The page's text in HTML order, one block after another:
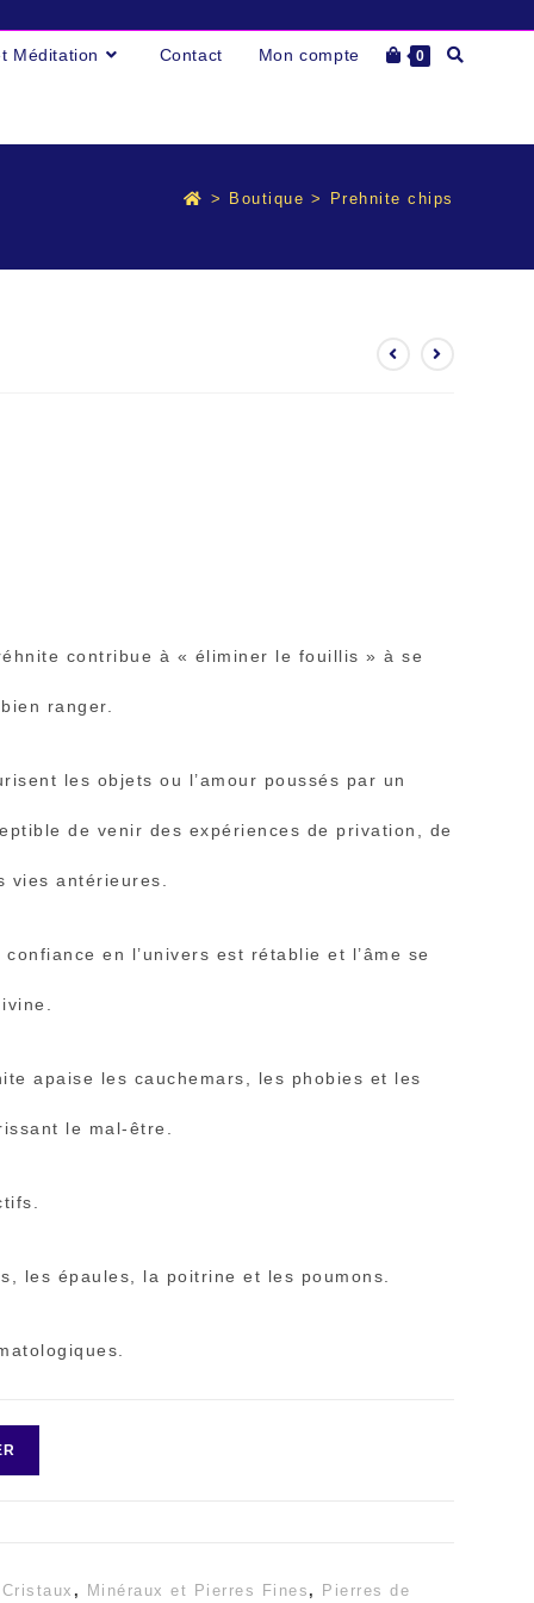
Méditation Contact Mon compte 0 Toggle
search
> Boutique > Prehnite chips
contribue à « éliminer le fouillis » à se
ranger.
les objets ou l’amour poussés par un
de venir des expériences de privation, de
vies antérieures.
en l’univers est rétablie et l’âme se
apaise les cauchemars, les phobies et les
le mal-être.
les épaules, la poitrine et les poumons.
Cristaux , Minéraux et Pierres Fines , Pierres de